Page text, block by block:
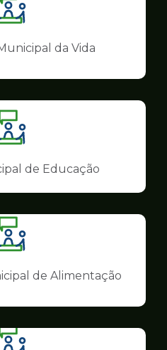
Ilustração
da
pagina
Conselhos
da Vida
Ilustração
da
pagina
Conselhos
de Educação
Ilustração
da
pagina
Conselhos
de Alimentação